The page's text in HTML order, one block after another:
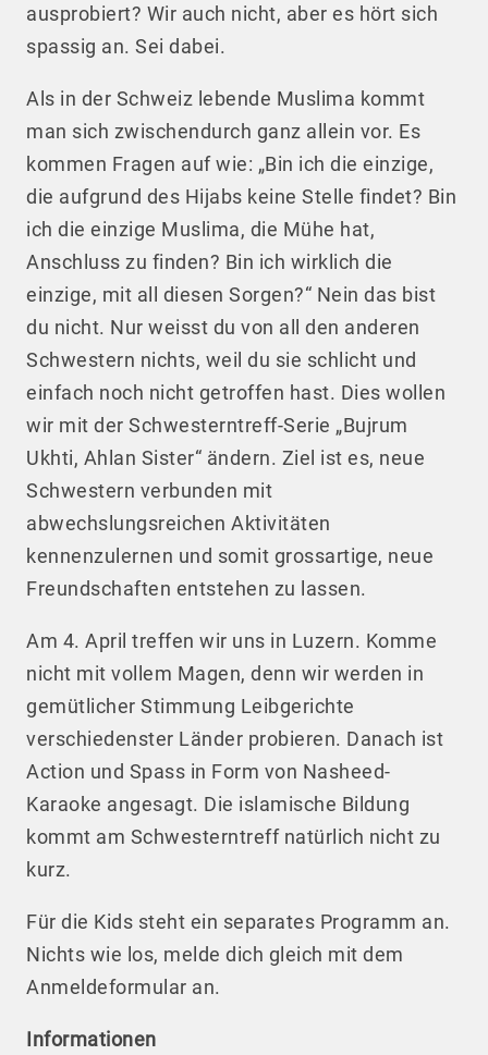
ausprobiert? Wir auch nicht, aber es hört sich
spassig an. Sei dabei.
Als in der Schweiz lebende Muslima kommt
man sich zwischendurch ganz allein vor. Es
kommen Fragen auf wie: „Bin ich die einzige,
die aufgrund des Hijabs keine Stelle findet? Bin
ich die einzige Muslima, die Mühe hat,
Anschluss zu finden? Bin ich wirklich die
einzige, mit all diesen Sorgen?“ Nein das bist
du nicht. Nur weisst du von all den anderen
Schwestern nichts, weil du sie schlicht und
einfach noch nicht getroffen hast. Dies wollen
wir mit der Schwesterntreff-Serie „Bujrum
Ukhti, Ahlan Sister“ ändern. Ziel ist es, neue
Schwestern verbunden mit
abwechslungsreichen Aktivitäten
kennenzulernen und somit grossartige, neue
Freundschaften entstehen zu lassen.
Am 4. April treffen wir uns in Luzern. Komme
nicht mit vollem Magen, denn wir werden in
gemütlicher Stimmung Leibgerichte
verschiedenster Länder probieren. Danach ist
Action und Spass in Form von Nasheed-
Karaoke angesagt. Die islamische Bildung
kommt am Schwesterntreff natürlich nicht zu
kurz.
Für die Kids steht ein separates Programm an.
Nichts wie los, melde dich gleich mit dem
Anmeldeformular an.
Informationen